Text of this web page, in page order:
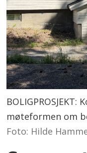
møteformen om
Foto: Hilde